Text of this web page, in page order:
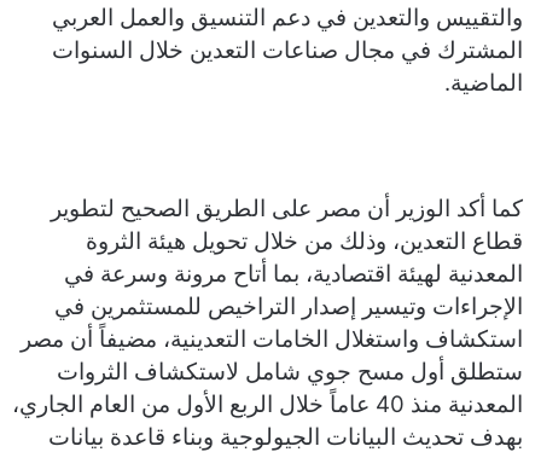
والتقييس والتعدين في دعم التنسيق والعمل العربي
المشترك في مجال صناعات التعدين خلال السنوات
الماضية.
​كما أكد الوزير أن مصر على الطريق الصحيح لتطوير
قطاع التعدين، وذلك من خلال تحويل هيئة الثروة
المعدنية لهيئة اقتصادية، بما أتاح مرونة وسرعة في
الإجراءات وتيسير إصدار التراخيص للمستثمرين في
استكشاف واستغلال الخامات التعدينية، مضيفاً أن مصر
ستطلق أول مسح جوي شامل لاستكشاف الثروات
المعدنية منذ 40 عاماً خلال الربع الأول من العام الجاري،
بهدف تحديث البيانات الجيولوجية وبناء قاعدة بيانات